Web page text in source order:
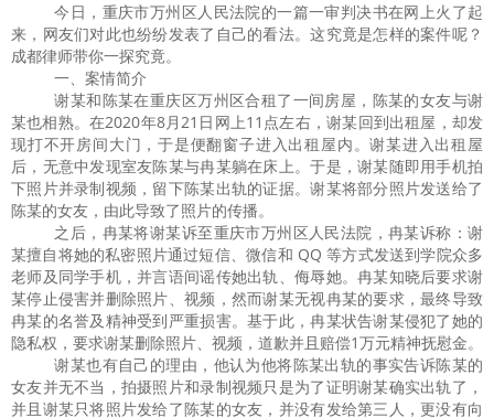
今日，重庆市万州区人民法院的一篇一审判决书在网上火了起
来，网友们对此也纷纷发表了自己的看法。这究竟是怎样的案件呢？
成都律师带你一探究竟。
一、案情简介
谢某和陈某在重庆区万州区合租了一间房屋，陈某的女友与谢
某也相熟。在2020年8月21 日网上11 点左右，谢某回到出租屋，却发
现打不开房间大门，于是便翻窗子进入出租屋内。谢某进入出租屋
后，无意中发现室友陈某与冉某躺在床上。于是，谢某随即用手机拍
下照片并录制视频，留下陈某出轨的证据。谢某将部分照片发送给了
陈某的女友，由此导致了照片的传播。
之后，冉某将谢某诉至重庆市万州区人民法院，冉某诉称：谢
某擅自将她的私密照片通过短信、微信和 QQ等方式发送到学院众多
老师及同学手机，并言语间谣传她出轨、侮辱她。冉某知晓后要求谢
某停止侵害并删除照片、视频，然而谢某无视冉某的要求，最终导致
冉某的名誉及精神受到严重损害。基于此，冉某状告谢某侵犯了她的
隐私权，要求谢某删除照片、视频，道歉并且赔偿1万元精神抚慰金。
谢某也有自己的理由，他认为他将陈某出轨的事实告诉陈某的
女友并无不当，拍摄照片和录制视频只是为了证明谢某确实出轨了，
并且谢某只将照片发给了陈某的女友，并没有发给第三人，更没有向